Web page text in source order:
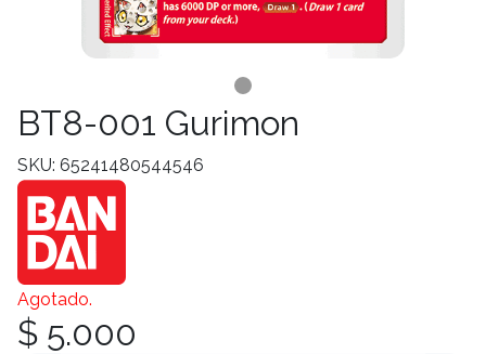
BT8-001 Gurimon
SKU: 65241480544546
Agotado.
$ 5.000